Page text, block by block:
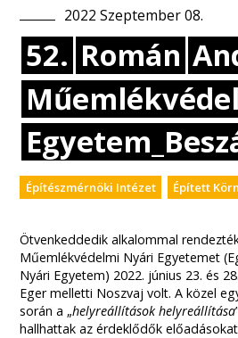
2022 Szeptember08.
52. Román
Építészmérnöki Intézet Épített
Ötvenkeddedik alkalommal
Műemlékvédelmi Nyári Egyetemet
Nyári Egyetem) 2022. június 23. és
Eger melletti Noszvaj volt. A közel
során a „helyreállítások helyreállítása
hallhattak az érdeklődők